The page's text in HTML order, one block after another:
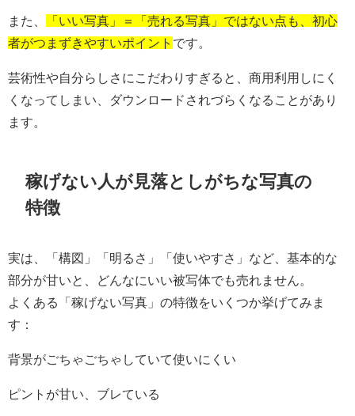
また、
「いい写真」＝「売れる写真」ではない点も、初心
者がつまずきやすいポイント です。
芸術性や自分らしさにこだわりすぎると、商用利用しにく
くなってしまい、ダウンロードされづらくなることがあり
ます。
稼げない人が見落としがちな写真の
特徴
実は、「構図」「明るさ」「使いやすさ」など、基本的な
部分が甘いと、どんなにいい被写体でも売れません。
よくある「稼げない写真」の特徴をいくつか挙げてみま
す：
背景がごちゃごちゃしていて使いにくい
ピントが甘い、ブレている